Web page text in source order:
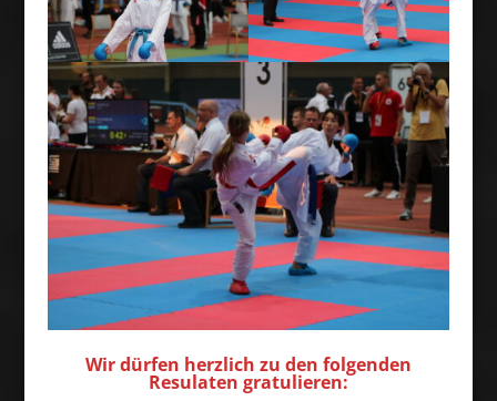
Wir dürfen herzlich zu den folgenden
Resulaten gratulieren: